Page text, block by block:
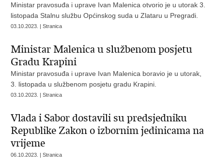
Ministar pravosuđa i uprave Ivan Malenica otvorio je u utorak 3.
listopada Stalnu službu Općinskog suda u Zlataru u Pregradi.
03.10.2023. | Stranica
Ministar Malenica u službenom posjetu
Gradu Krapini
Ministar pravosuđa i uprave Ivan Malenica boravio je u utorak,
3. listopada u službenom posjetu gradu Krapini.
03.10.2023. | Stranica
Vlada i Sabor dostavili su predsjedniku
Republike Zakon o izbornim jedinicama na
vrijeme
06.10.2023. | Stranica